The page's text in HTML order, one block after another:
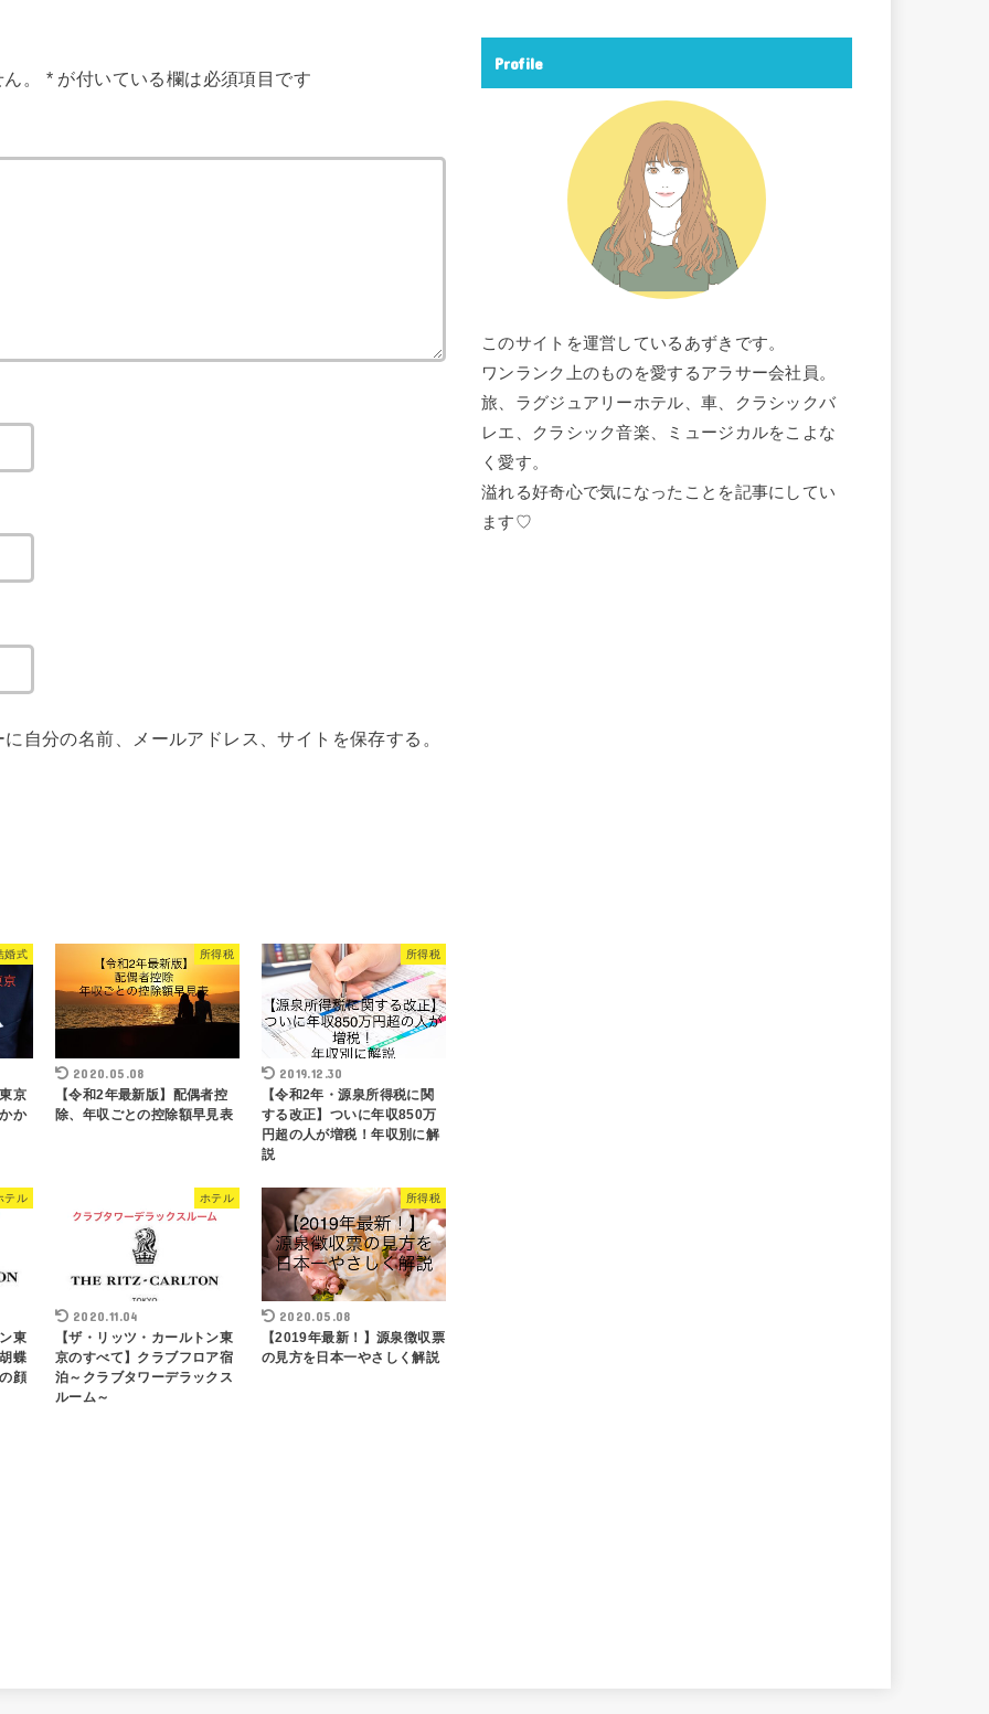
。 *が付いている欄は必須項目です
自分の名前、メールアドレス、サイトを保存する。
婚式
京
か
所得税
2020.05.08
【令和2年最新版】配偶者控
除、年収ごとの控除額早見表
所得税
2019.12.30
【令和2年・源泉所得税に関
する改正】ついに年収850万
円超の人が増税！年収別に解
説
テル
東
蝶
顔
ホテル
2020.11.04
【ザ・リッツ・カールトン東
京のすべて】クラブフロア宿
泊～クラブタワーデラックス
ルーム～
所得税
2020.05.08
【2019年最新！】源泉徴収票
の見方を日本一やさしく解説
Profile
このサイトを運営しているあずきです。
ワンランク上のものを愛するアラサー会社員。
旅、ラグジュアリーホテル、車、クラシックバ
レエ、クラシック音楽、ミュージカルをこよな
く愛す。
溢れる好奇心で気になったことを記事にしてい
ます♡